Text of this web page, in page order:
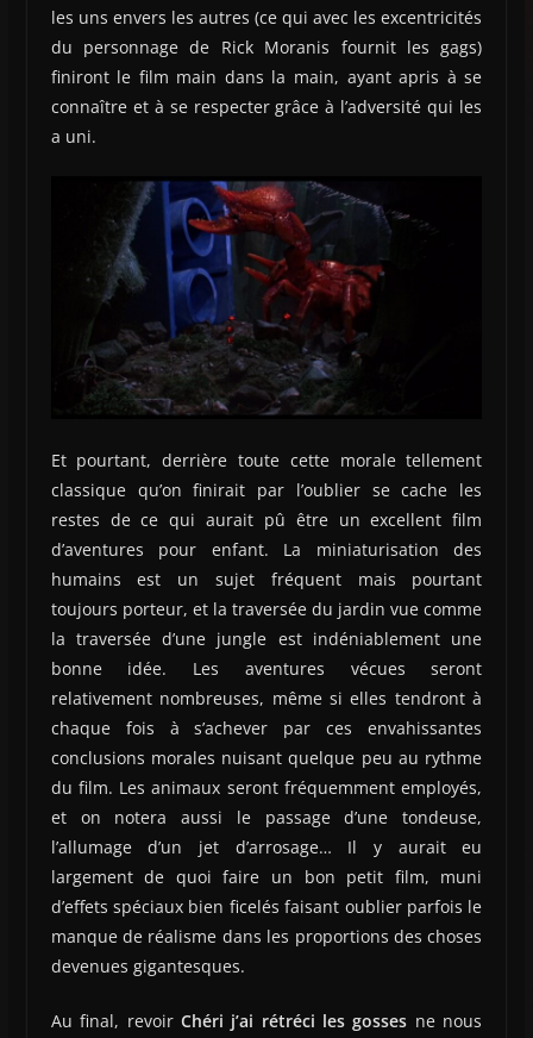
les uns envers les autres (ce qui avec les excentricités
du personnage de Rick Moranis fournit les gags)
finiront le film main dans la main, ayant apris à se
connaître et à se respecter grâce à l’adversité qui les
a uni.
Et pourtant, derrière toute cette morale tellement
classique qu’on finirait par l’oublier se cache les
restes de ce qui aurait pû être un excellent film
d’aventures pour enfant. La miniaturisation des
humains est un sujet fréquent mais pourtant
toujours porteur, et la traversée du jardin vue comme
la traversée d’une jungle est indéniablement une
bonne idée. Les aventures vécues seront
relativement nombreuses, même si elles tendront à
chaque fois à s’achever par ces envahissantes
conclusions morales nuisant quelque peu au rythme
du film. Les animaux seront fréquemment employés,
et on notera aussi le passage d’une tondeuse,
l’allumage d’un jet d’arrosage… Il y aurait eu
largement de quoi faire un bon petit film, muni
d’effets spéciaux bien ficelés faisant oublier parfois le
manque de réalisme dans les proportions des choses
devenues gigantesques.
Au final, revoir Chéri j’ai rétréci les gosses ne nous